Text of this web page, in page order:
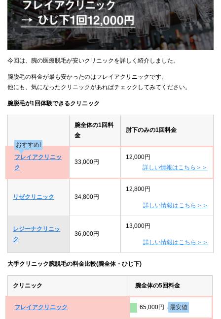
今回は、腕の医療脱毛が安いクリニックを詳しく紹介しました。
腕脱毛の料金が最も安かったのはフレイアクリニックです。
他にも、気になったクリニックがあればチェックしてみてください。
腕脱毛が1回体験できるクリニック
腕全体の1回料
金
肘下のみの1回料金
おすすめ!
フレイアクリニッ
ク
33,000円
12,000円
詳しい情報はこちら＞＞
リゼクリニック 34,800円
12,800円
詳しい情報はこちら＞＞
レジーナクリニッ
ク
36,000円
13,000円
詳しい情報はこちら＞＞
大手クリニック腕脱毛の料金比較(腕全体・ひじ下)
クリニック 腕全体の5回料金
フレイアクリニック 65,000円 最安値